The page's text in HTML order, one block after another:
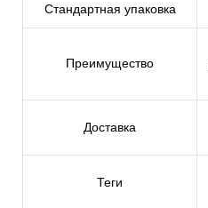
Стандартная упаковка
Преимущество
Доставка
Теги